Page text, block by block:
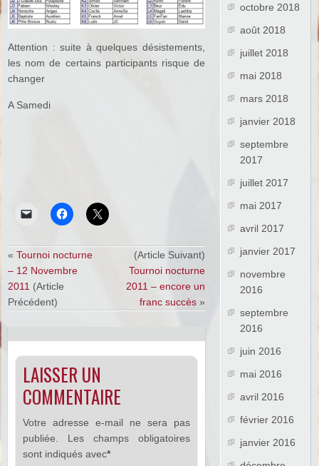
Attention : suite à quelques désistements,
les nom de certains participants risque de
changer
A Samedi
«Tournoi nocturne
– 12 Novembre
2011 (Article
Précédent)
(Article Suivant)
Tournoi nocturne
2011 – encore un
franc succès»
LAISSER UN
COMMENTAIRE
Votre adresse e-mail ne sera pas
publiée.
Les champs obligatoires
sont indiqués avec*
octobre 2018
août 2018
juillet 2018
mai 2018
mars 2018
janvier 2018
septembre
2017
juillet 2017
mai 2017
avril 2017
janvier 2017
novembre
2016
septembre
2016
juin 2016
mai 2016
avril 2016
février 2016
janvier 2016